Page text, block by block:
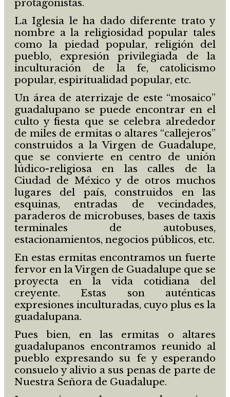
protagonistas.
La Iglesia le ha dado diferente trato y
nombre a la religiosidad popular tales
como la piedad popular, religión del
pueblo, expresión privilegiada de la
inculturación de la fe, catolicismo
popular, espiritualidad popular, etc.
Un área de aterrizaje de este “mosaico”
guadalupano se puede encontrar en el
culto y fiesta que se celebra alrededor
de miles de ermitas o altares “callejeros”
construidos a la Virgen de Guadalupe,
que se convierte en centro de unión
lúdico-religiosa en las calles de la
Ciudad de México y de otros muchos
lugares del país, construidos en las
esquinas, entradas de vecindades,
paraderos de microbuses, bases de taxis
terminales de autobuses,
estacionamientos, negocios públicos, etc.
En estas ermitas encontramos un fuerte
fervor en la Virgen de Guadalupe que se
proyecta en la vida cotidiana del
creyente. Estas son auténticas
expresiones inculturadas, cuyo plus es la
guadalupana.
Pues bien, en las ermitas o altares
guadalupanos encontramos reunido al
pueblo expresando su fe y esperando
consuelo y alivio a sus penas de parte de
Nuestra Señora de Guadalupe.